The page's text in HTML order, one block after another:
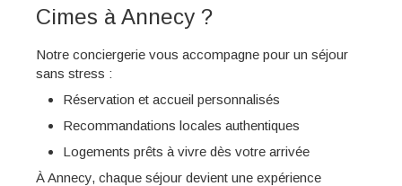
Cimes à Annecy ?
Notre conciergerie vous accompagne pour un séjour
sans stress :
Réservation et accueil personnalisés
Recommandations locales authentiques
Logements prêts à vivre dès votre arrivée
À Annecy, chaque séjour devient une expérience